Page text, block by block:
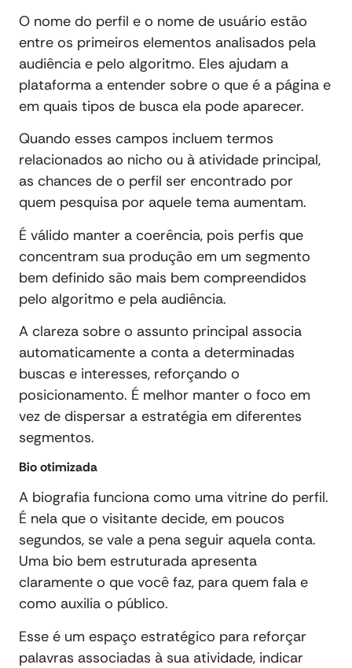
O nome do perfil e o nome de usuário estão
entre os primeiros elementos analisados pela
audiência e pelo algoritmo. Eles ajudam a
plataforma a entender sobre o que é a página e
em quais tipos de busca ela pode aparecer.
Quando esses campos incluem termos
relacionados ao nicho ou à atividade principal,
as chances de o perfil ser encontrado por
quem pesquisa por aquele tema aumentam.
É válido manter a coerência, pois perfis que
concentram sua produção em um segmento
bem definido são mais bem compreendidos
pelo algoritmo e pela audiência.
A clareza sobre o assunto principal associa
automaticamente a conta a determinadas
buscas e interesses, reforçando o
posicionamento. É melhor manter o foco em
vez de dispersar a estratégia em diferentes
segmentos.
Bio otimizada
A biografia funciona como uma vitrine do perfil.
É nela que o visitante decide, em poucos
segundos, se vale a pena seguir aquela conta.
Uma bio bem estruturada apresenta
claramente o que você faz, para quem fala e
como auxilia o público.
Esse é um espaço estratégico para reforçar
palavras associadas à sua atividade, indicar